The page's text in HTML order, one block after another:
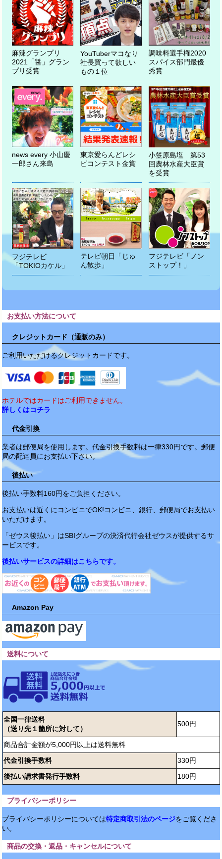
麻辣グランプリ
2021「醤」グラン
プリ受賞
YouTuberマコなり
社長買って欲しい
もの１位
調味料選手権2020
スパイス部門最優
秀賞
news every 小山慶
一郎さん来島
東京愛らんどレシ
ピコンテスト金賞
小笠原島塩 第53
回農林水産大臣賞
を受賞
フジテレビ
「TOKIOカケル」
テレビ朝日「じゅ
ん散歩」
フジテレビ「ノン
ストップ！」
お支払い方法について
クレジットカード（通販のみ）
ご利用いただけるクレジットカードです。
ホテルではカードはご利用できません。
詳しくはコチラ
代金引換
業者は郵便局を使用します。代金引換手数料は一律330円です。郵便
局の配達員にお支払い下さい。
後払い
後払い手数料160円をご負担ください。
お支払いは近くにコンビニでOK!コンビニ、銀行、郵便局でお支払い
いただけます。
「ゼウス後払い」はSBIグループの決済代行会社ゼウスが提供するサ
ービスです。
後払いサービスの詳細はこちらです。
Amazon Pay
送料について
全国一律送料
（送り先１箇所に対して）
500円
商品合計金額が5,000円以上は送料無料
代金引換手数料
330円
後払い請求書発行手数料
180円
プライバシーポリシー
プライバシーポリシーについては特定商取引法のページをご覧くださ
い。
商品の交換・返品・キャンセルについて